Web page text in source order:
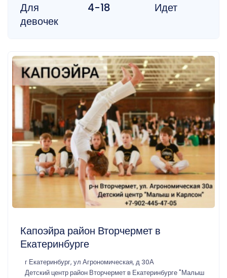
Для
девочек
4-18 Идет
Капоэйра район Вторчермет в
Екатеринбурге
г Екатеринбург, ул Агрономическая, д 30А
Детский центр район Вторчермет в Екатеринбурге "Малыш